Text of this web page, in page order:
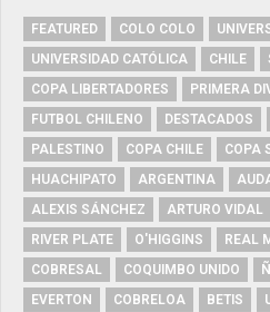
FEATURED COLO COLO
UNIVERSIDAD CATÓLICA
CHILE
COPA LIBERTADORES
PRIMERA
FUTBOL CHILENO
DESTACADOS
PALESTINO
COPA CHILE
COPA
HUACHIPATO
ARGENTINA
ALEXIS SÁNCHEZ
ARTURO VIDAL
RIVER PLATE
O'HIGGINS REAL
COBRESAL
COQUIMBO UNIDO
EVERTON
COBRELOA BETIS